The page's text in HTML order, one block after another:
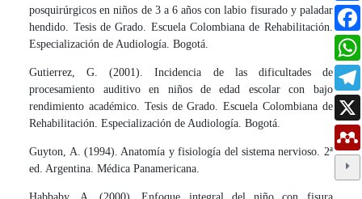
posquirúrgicos en niños de 3 a 6 años con labio fisurado y paladar
hendido. Tesis de Grado. Escuela Colombiana de Rehabilitación.
Especialización de Audiología. Bogotá.
Gutierrez, G. (2001). Incidencia de las dificultades de
procesamiento auditivo en niños de edad escolar con bajo
rendimiento académico. Tesis de Grado. Escuela Colombiana de
Rehabilitación. Especialización de Audiología. Bogotá.
Guyton, A. (1994). Anatomía y fisiología del sistema nervioso. 2ª
ed. Argentina. Médica Panamericana.